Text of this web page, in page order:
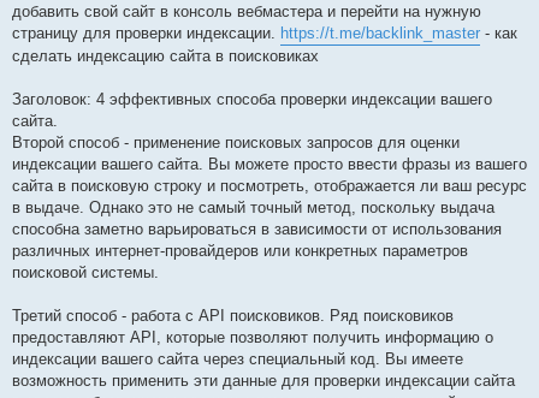
добавить свой сайт в консоль вебмастера и перейти на нужную
страницу для проверки индексации. https://t.me/backlink_master - как
сделать индексацию сайта в поисковиках
Заголовок: 4 эффективных способа проверки индексации вашего
сайта.
Второй способ - применение поисковых запросов для оценки
индексации вашего сайта. Вы можете просто ввести фразы из вашего
сайта в поисковую строку и посмотреть, отображается ли ваш ресурс
в выдаче. Однако это не самый точный метод, поскольку выдача
способна заметно варьироваться в зависимости от использования
различных интернет-провайдеров или конкретных параметров
поисковой системы.
Третий способ - работа с API поисковиков. Ряд поисковиков
предоставляют API, которые позволяют получить информацию о
индексации вашего сайта через специальный код. Вы имеете
возможность применить эти данные для проверки индексации сайта